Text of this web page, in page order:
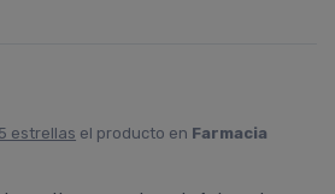
5 estrellas el producto en Farmacia